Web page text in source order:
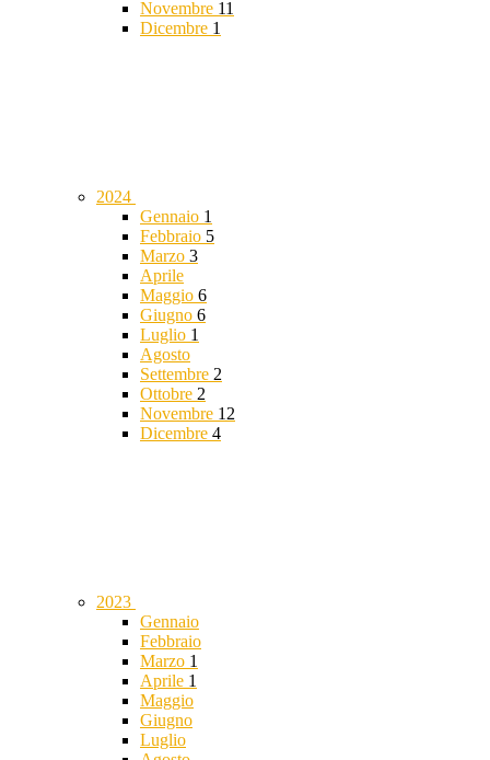
Novembre 11
Dicembre 1
2024
Gennaio 1
Febbraio 5
Marzo 3
Aprile
Maggio 6
Giugno 6
Luglio 1
Agosto
Settembre 2
Ottobre 2
Novembre 12
Dicembre 4
2023
Gennaio
Febbraio
Marzo 1
Aprile 1
Maggio
Giugno
Luglio